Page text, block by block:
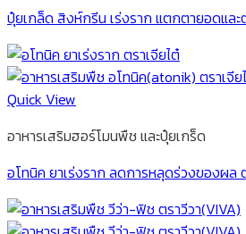
ปุ๋ยเกล็ด สิงห์กรีน เร่งราก แตกตายอดแล
Quick View
อาหารเสริมฮอร์โมนพืช และปุ๋ยเกร็ด
อโทนิค ยาเร่งราก ลดการหลุดร่วงของผล